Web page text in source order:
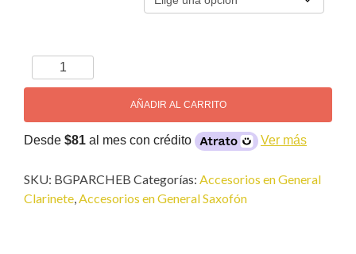
Parche
de
Boquilla
c/48)
cantidad
AÑADIR AL CARRITO
Desde $81 al mes con crédito Ver más
SKU: BGPARCHEB Categorías: Accesorios en General
Clarinete,Accesorios en General Saxofón